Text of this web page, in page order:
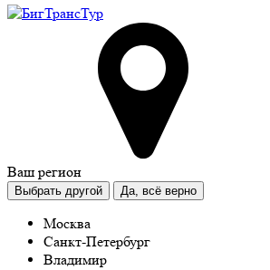
Ваш регион
Выбрать другой Да, всё верно
Москва
Санкт-Петербург
Владимир